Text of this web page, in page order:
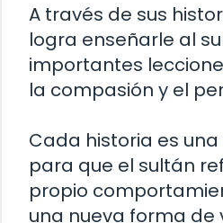
A través de sus
logra enseñarle al
importantes
la compasión y el
Cada historia es
para que el sultán
propio
una nueva forma de